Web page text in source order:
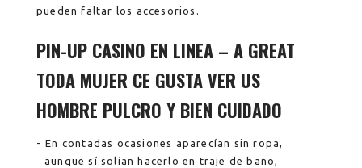
pueden faltar los accesorios.
PIN-UP CASINO EN LINEA – A GREAT
TODA MUJER CE GUSTA VER US
HOMBRE PULCRO Y BIEN CUIDADO
En contadas ocasiones aparecían sin ropa,
aunque sí solían hacerlo en traje de baño,